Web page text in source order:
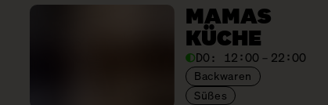
MAMAS
KÜCHE
DO: 12:00 – 22:00
Backwaren
Süßes